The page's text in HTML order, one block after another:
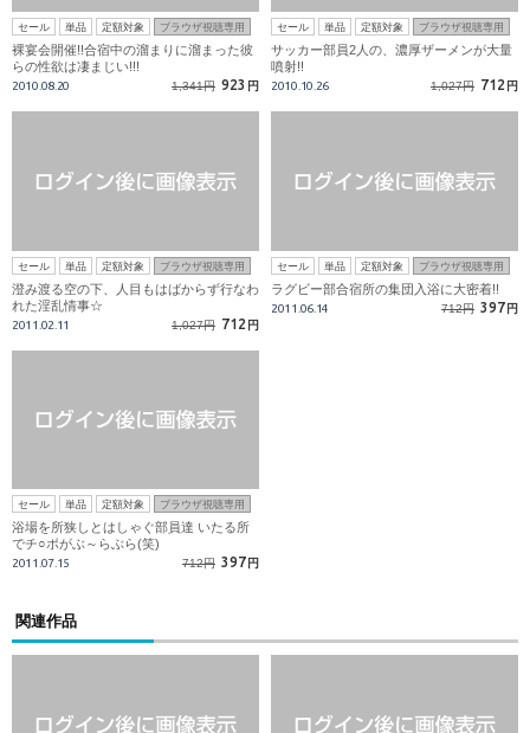
セール 単品 定額対象 ブラウザ視聴専用
裸宴会開催!!合宿中の溜まりに溜まった彼
らの性欲は凄まじい!!!
2010.08.20 1,341円 923 円
セール 単品 定額対象 ブラウザ視聴専用
サッカー部員2人の、濃厚ザーメンが大量
噴射!!
2010.10.26 1,027円 712 円
セール 単品 定額対象 ブラウザ視聴専用
澄み渡る空の下、人目もはばからず行なわ
れた淫乱情事☆
2011.02.11 1,027円 712 円
セール 単品 定額対象 ブラウザ視聴専用
ラグビー部合宿所の集団入浴に大密着!!
2011.06.14 712円 397 円
セール 単品 定額対象 ブラウザ視聴専用
浴場を所狭しとはしゃぐ部員達 いたる所
でチ○ポがぶ～らぶら(笑)
2011.07.15 712円 397 円
関連作品